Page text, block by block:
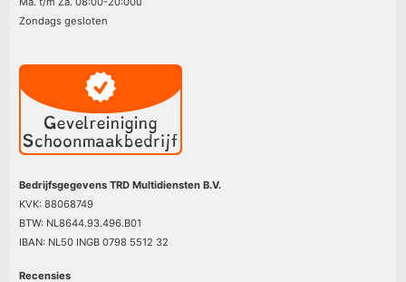
Zondags gesloten
Bedrijfsgegevens TRD Multidiensten B.V.
KVK: 88068749
BTW: NL8644.93.496.B01
IBAN: NL50 INGB 0798 5512 32
Recensies